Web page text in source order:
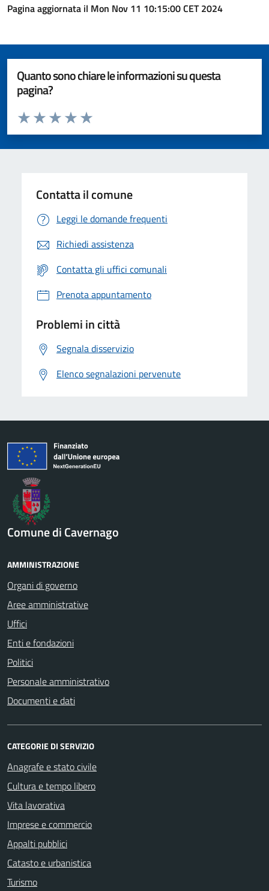
Pagina aggiornata il Mon Nov 11 10:15:00 CET 2024
Quanto sono chiare le informazioni su questa
pagina?
Valuta da 1 a 5 stelle la pagina
Valuta 5 stelle su 5
Valuta 4 stelle su 5
Valuta 3 stelle su 5
Valuta 2 stelle su 5
Valuta 1 stelle su 5
Contatta il comune
Leggi le domande frequenti
Richiedi assistenza
Contatta gli uffici comunali
Prenota appuntamento
Problemi in città
Segnala disservizio
Elenco segnalazioni pervenute
Comune di Cavernago
AMMINISTRAZIONE
Organi di governo
Aree amministrative
Uffici
Enti e fondazioni
Politici
Personale amministrativo
Documenti e dati
CATEGORIE DI SERVIZIO
Anagrafe e stato civile
Cultura e tempo libero
Vita lavorativa
Imprese e commercio
Appalti pubblici
Catasto e urbanistica
Turismo